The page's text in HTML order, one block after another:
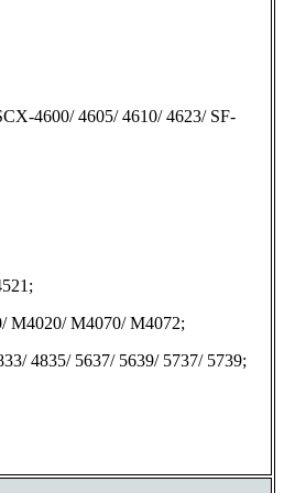
4600/ 4605/ 4610/ 4623/ SF-
M4020/ M4070/ M4072;
4835/ 5637/ 5639/ 5737/ 5739;